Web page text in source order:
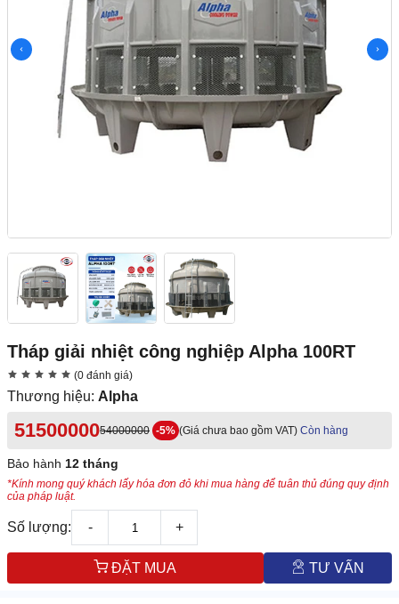
Tháp giải nhiệt công nghiệp Alpha 100RT
(0 đánh giá)
Thương hiệu: Alpha
5150000054000000 -5% (Giá chưa bao gồm VAT) Còn hàng
Bảo hành 12 tháng
*Kính mong quý khách lấy hóa đơn đỏ khi mua hàng để tuân thủ đúng quy định
của pháp luật.
Số lượng: - +
ĐẶT MUA TƯ VẤN